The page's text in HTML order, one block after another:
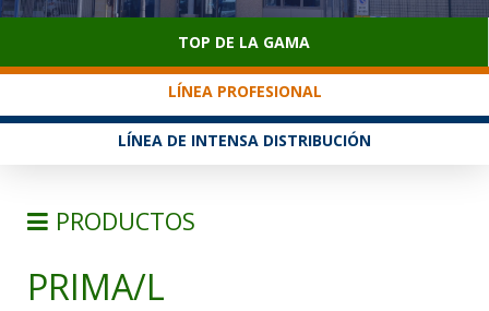
TOP DE LA GAMA
LÍNEA PROFESIONAL
LÍNEA DE INTENSA DISTRIBUCIÓN
PRODUCTOS
ESCALERAS
PRIMA/L